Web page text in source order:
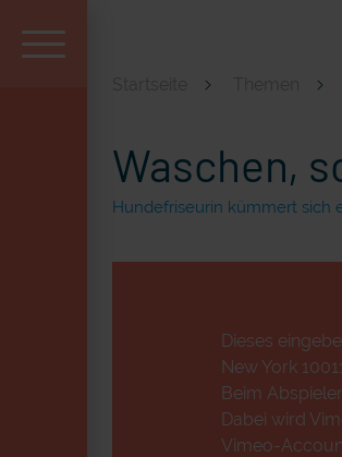
Waschen,
Hundefriseurin kümmert sich
Dieses
New York
Beim
Dabei wird
Vimeo-